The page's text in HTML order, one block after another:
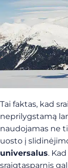
Tai faktas, kad
neprilygstamą
naudojamas ne
uosto į
universalus.
sraigtasparnis